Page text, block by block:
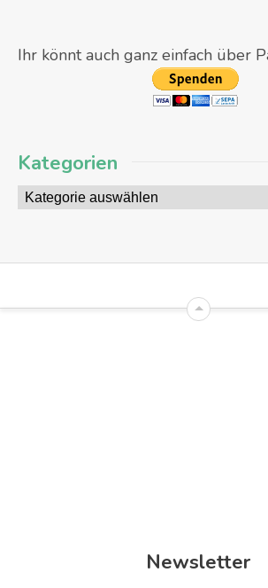
Ihr könnt auch ganz einfach über
Kategorien
Newsletter